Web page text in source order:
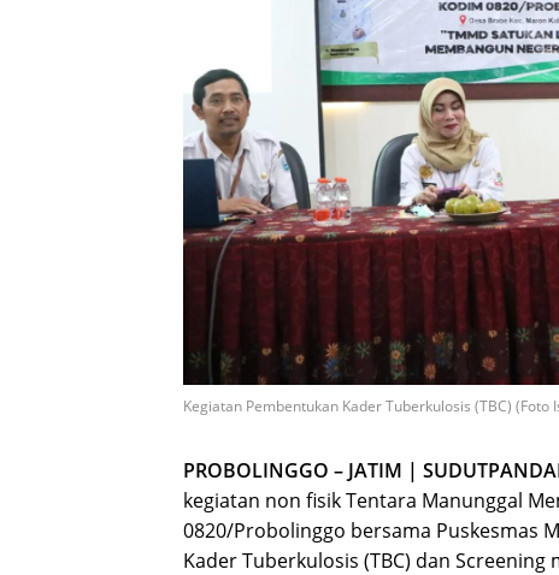
Kegiatan Pembentukan Kader Tuberkulosis (TBC) (Foto
PROBOLINGGO – JATIM |
kegiatan non fisik Tentara Manunggal
0820/Probolinggo bersama Puskesmas
Kader Tuberkulosis (TBC) dan